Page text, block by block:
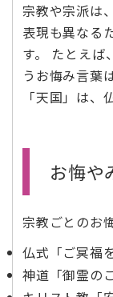
宗教や宗派は
表現も異なる
す。 たとえば
うお悔み言葉
「天国」は、
お悔や
宗教ごとのお
仏式「ご冥福
神道「御霊の